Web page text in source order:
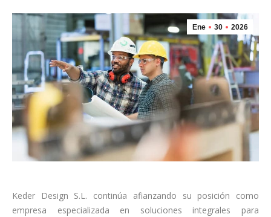
Ene 30 2026
Keder Design S.L. continúa afianzando su posición como
empresa especializada en soluciones integrales para